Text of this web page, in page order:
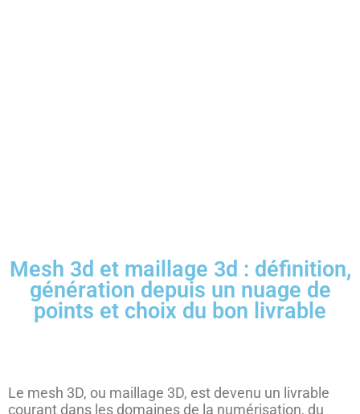
Mesh 3d et maillage 3d : définition,
génération depuis un nuage de
points et choix du bon livrable
Le mesh 3D, ou maillage 3D, est devenu un livrable
courant dans les domaines de la numérisation, du